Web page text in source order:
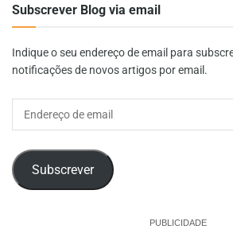
Subscrever Blog via email
Indique o seu endereço de email para
notificações de novos artigos por email.
Subscrever
PUBLICIDADE